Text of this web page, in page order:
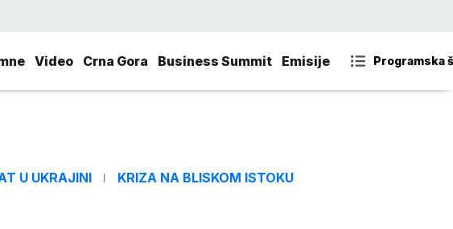
Video Crna Gora Business Summit Emisije Programska
U UKRAJINI KRIZA NA BLISKOM ISTOKU